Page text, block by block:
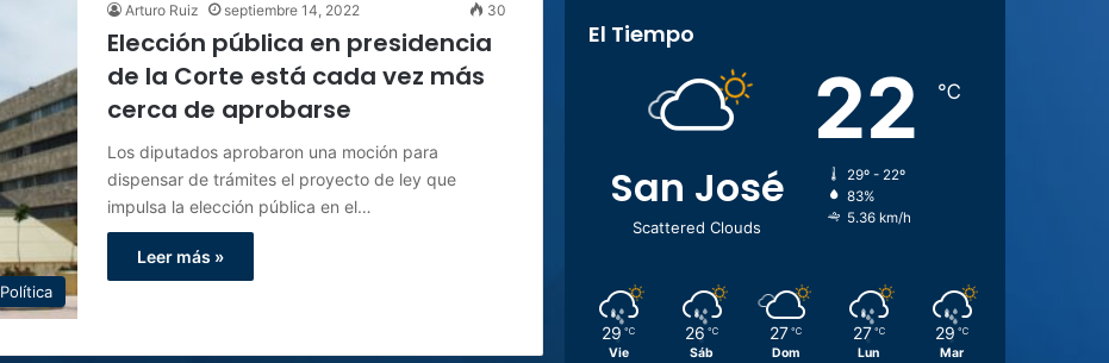
Política
Arturo Ruiz septiembre 14, 2022 30
Elección pública en presidencia
de la Corte está cada vez más
cerca de aprobarse
Los diputados aprobaron una moción para
dispensar de trámites el proyecto de ley que
impulsa la elección pública en el…
Leer más »
El Tiempo
San José
Scattered Clouds
22 ℃
29º - 22º
83%
5.36 km/h
29 ℃
Vie
26 ℃
Sáb
27 ℃
Dom
27 ℃
Lun
29 ℃
Mar